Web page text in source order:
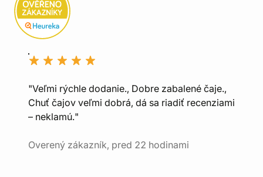
"Veľmi rýchle dodanie., Dobre zabalené čaje.,
Chuť čajov veľmi dobrá, dá sa riadiť recenziami
– neklamú."
Overený zákazník, pred 22 hodinami